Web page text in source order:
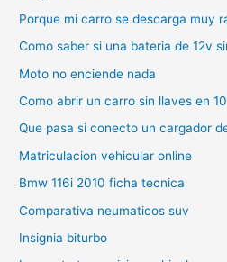
Porque mi carro se descarga muy
Como saber si una bateria de 12v
Moto no enciende nada
Como abrir un carro sin llaves en
Que pasa si conecto un cargador
Matriculacion vehicular online
Bmw 116i 2010 ficha tecnica
Comparativa neumaticos suv
Insignia biturbo